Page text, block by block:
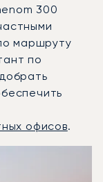
300
маршруту
по
офисов.